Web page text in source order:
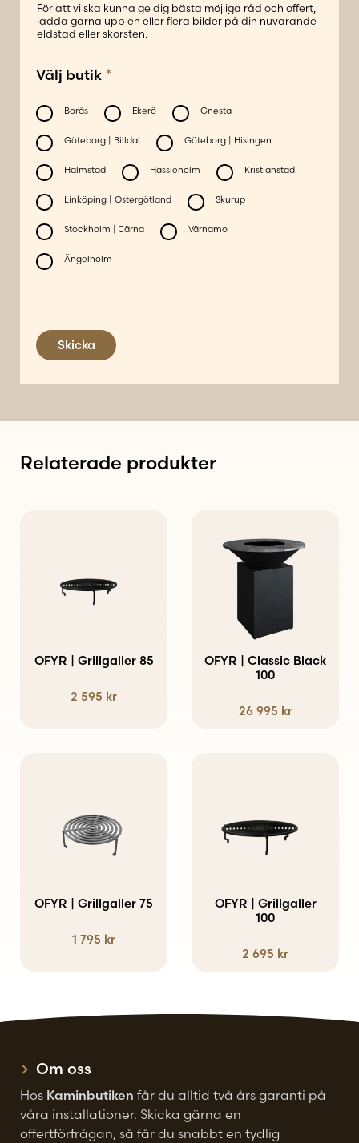
För att vi ska kunna ge dig bästa möjliga råd och offert,
ladda gärna upp en eller flera bilder på din nuvarande
eldstad eller skorsten.
Välj butik *
Borås Ekerö Gnesta
Göteborg | Billdal Göteborg | Hisingen
Halmstad Hässleholm Kristianstad
Linköping | Östergötland Skurup
Stockholm | Järna Värnamo
Ängelholm
Skicka
Relaterade produkter
OFYR | Grillgaller 85
2 595 kr
OFYR | Classic Black
100
26 995 kr
OFYR | Grillgaller 75
1 795 kr
OFYR | Grillgaller
100
2 695 kr
Om oss
Hos Kaminbutiken får du alltid två års garanti på
våra installationer. Skicka gärna en
offertförfrågan, så får du snabbt en tydlig